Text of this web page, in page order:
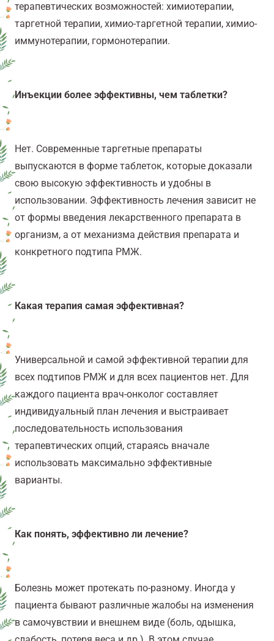
терапевтических возможностей: химиотерапии,
таргетной терапии, химио-таргетной терапии, химио-
иммунотерапии, гормонотерапии.
Инъекции более эффективны, чем таблетки?
Нет. Современные таргетные препараты
выпускаются в форме таблеток, которые доказали
свою высокую эффективность и удобны в
использовании. Эффективность лечения зависит не
от формы введения лекарственного препарата в
организм, а от механизма действия препарата и
конкретного подтипа РМЖ.
Какая терапия самая эффективная?
Универсальной и самой эффективной терапии для
всех подтипов РМЖ и для всех пациентов нет. Для
каждого пациента врач-онколог составляет
индивидуальный план лечения и выстраивает
последовательность использования
терапевтических опций, стараясь вначале
использовать максимально эффективные
варианты.
Как понять, эффективно ли лечение?
Болезнь может протекать по-разному. Иногда у
пациента бывают различные жалобы на изменения
в самочувствии и внешнем виде (боль, одышка,